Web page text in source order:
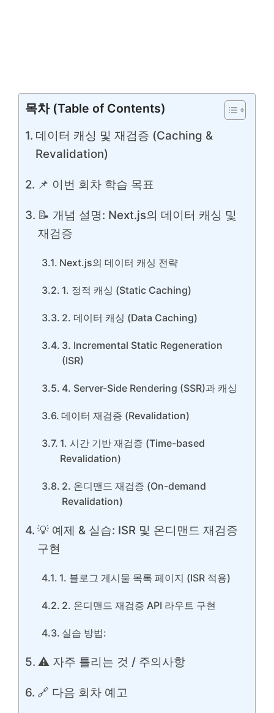
목차 (Table of Contents)
데이터 캐싱 및 재검증 (Caching &
Revalidation)
📌 이번 회차 학습 목표
📝 개념 설명: Next.js의 데이터 캐싱 및
재검증
Next.js의 데이터 캐싱 전략
1. 정적 캐싱 (Static Caching)
2. 데이터 캐싱 (Data Caching)
3. Incremental Static Regeneration
(ISR)
4. Server-Side Rendering (SSR)과 캐싱
데이터 재검증 (Revalidation)
1. 시간 기반 재검증 (Time-based
Revalidation)
2. 온디맨드 재검증 (On-demand
Revalidation)
💡 예제 & 실습: ISR 및 온디맨드 재검증
구현
1. 블로그 게시물 목록 페이지 (ISR 적용)
2. 온디맨드 재검증 API 라우트 구현
실습 방법:
⚠️ 자주 틀리는 것 / 주의사항
🔗 다음 회차 예고